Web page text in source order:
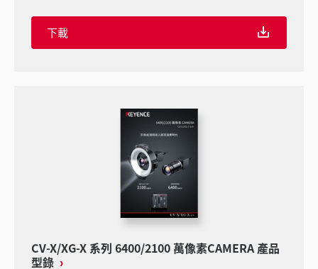
下載
CV-X/XG-X 系列 6400/2100 萬像素CAMERA 產品
型錄